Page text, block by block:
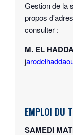
Gestion de la
propos
consulter :
M. EL
j
EMPLOI DU
SAMEDI